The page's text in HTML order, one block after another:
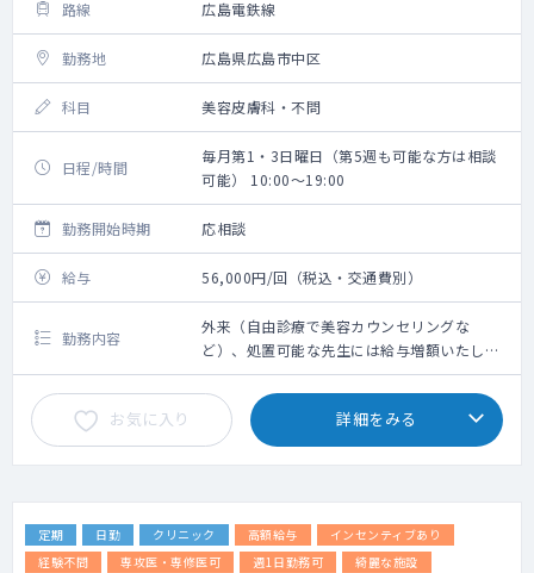
路線 広島電鉄線
勤務地 広島県広島市中区
科目 美容皮膚科・不問
日程/時間
毎月第1・3日曜日（第5週も可能な方は相談
可能） 10:00～19:00
勤務開始時期 応相談
給与 56,000円/回（税込・交通費別）
勤務内容
外来（自由診療で美容カウンセリングな
ど）、処置可能な先生には給与増額いたしま
す
お気に入り 詳細をみる
定期 日勤 クリニック 高額給与
インセンティブあり
経験不問
専攻医・専修医可 週1日勤務可 綺麗な施設